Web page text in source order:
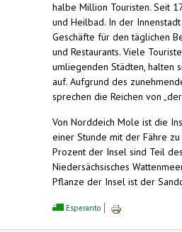
halbe Million Touristen. Seit
und Heilbad. In der
Geschäfte für den täglichen
und Restaurants. Viele
umliegenden Städten, halten
auf. Aufgrund des
sprechen die Reichen von
Von Norddeich Mole ist die
einer Stunde mit der Fähre
Prozent der Insel sind Teil
Niedersächsisches
Pflanze der Insel ist der
Esperanto